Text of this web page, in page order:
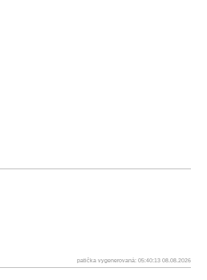
patička vygenerovaná: 05:40:13 08.08.2026